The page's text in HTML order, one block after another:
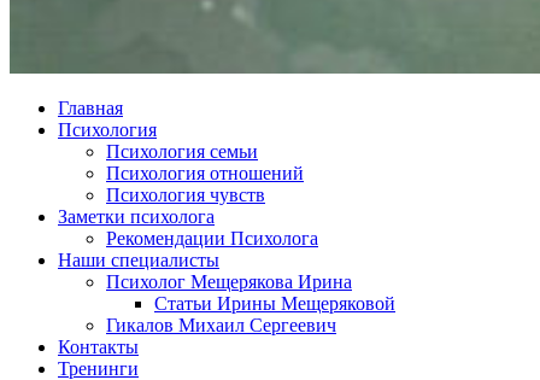
Главная
Психология
Психология семьи
Психология отношений
Психология чувств
Заметки психолога
Рекомендации Психолога
Наши специалисты
Психолог Мещерякова Ирина
Статьи Ирины Мещеряковой
Гикалов Михаил Сергеевич
Контакты
Тренинги